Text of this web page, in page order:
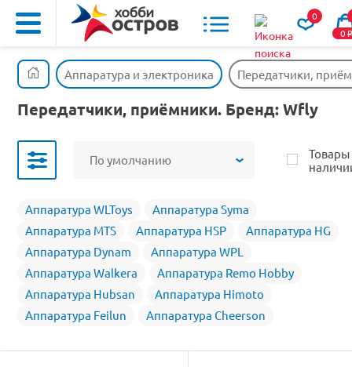
0
0o
Аппаратура и электроника Передатчики,
Передатчики, приёмники. Бренд: Wfly
По умолчанию
Товары
Аппаратура WLToys
Аппаратура Syma
Аппаратура MTS
Аппаратура HSP
Аппаратура HG
Аппаратура Dynam
Аппаратура WPL
Аппаратура Walkera
Аппаратура Remo Hobby
Аппаратура Hubsan
Аппаратура Himoto
Аппаратура Feilun
Аппаратура Cheerson